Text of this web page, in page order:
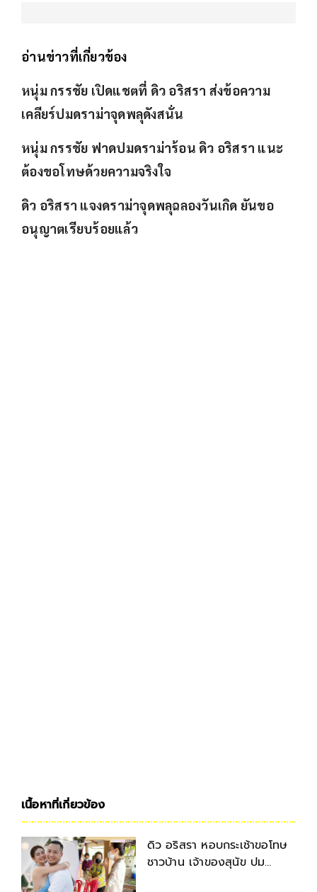
อ่านข่าวที่เกี่ยวข้อง
หนุ่ม กรรชัย เปิดแชตที่ ดิว อริสรา ส่งข้อความ
เคลียร์ปมดราม่าจุดพลุดังสนั่น
หนุ่ม กรรชัย ฟาดปมดราม่าร้อน ดิว อริสรา แนะ
ต้องขอโทษด้วยความจริงใจ
ดิว อริสรา แจงดราม่าจุดพลุฉลองวันเกิด ยันขอ
อนุญาตเรียบร้อยแล้ว
เนื้อหาที่เกี่ยวข้อง
ดิว อริสรา หอบกระเช้าขอโทษ
ชาวบ้าน เจ้าของสุนัข ปม